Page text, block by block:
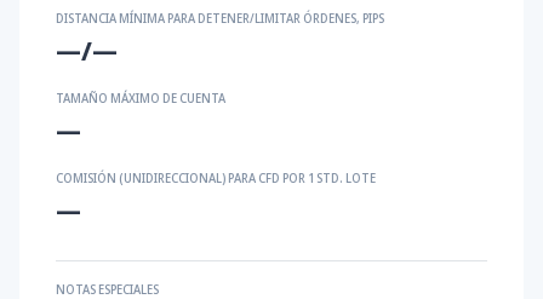
DISTANCIA MÍNIMA PARA DETENER/LIMITAR ÓRDENES, PIPS
—/—
TAMAÑO MÁXIMO DE CUENTA
—
COMISIÓN (UNIDIRECCIONAL) PARA CFD POR 1 STD. LOTE
—
NOTAS ESPECIALES